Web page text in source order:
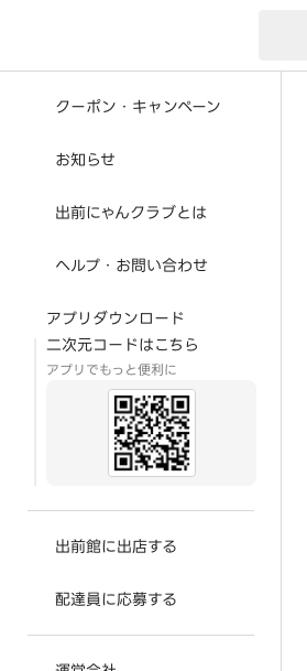
クーポン・キャンペーン
お知らせ
出前にゃんクラブとは
ヘルプ・お問い合わせ
アプリダウンロード
二次元コードはこちら
アプリでもっと便利に
出前館に出店する
配達員に応募する